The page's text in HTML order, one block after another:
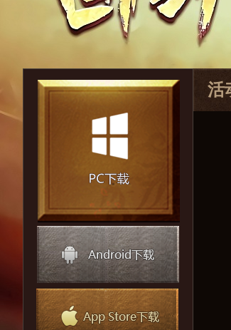
活